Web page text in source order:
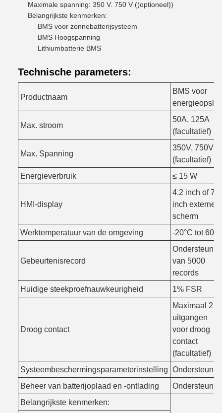
Maximale spanning: 350 V. 750 V ((optioneel))
Belangrijkste kenmerken:
BMS voor zonnebatterijsysteem
BMS Hoogspanning
Lithiumbatterie BMS
Technische parameters:
Productnaam
BMS voor
Max. stroom
50A, 125A
(facultatief)
Max. Spanning
350V, 750V
(facultatief)
Energieverbruik
≤ 15 W
HMI-display
4.2 inch of 7
inch externe
scherm
Werktemperatuur van de omgeving
-20°C tot
Gebeurtenisrecord
van 5000
records
Huidige steekproefnauwkeurigheid
1% FSR
Droog contact
Maximaal 2
uitgangen
voor droog
contact
(facultatief)
Systeembeschermingsparameterinstelling
Beheer van batterijoplaad en -ontlading
Belangrijkste kenmerken: